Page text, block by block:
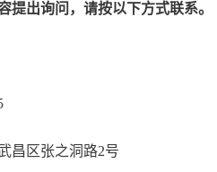
提出询问，请按以下方式联系。
昌区张之洞路2